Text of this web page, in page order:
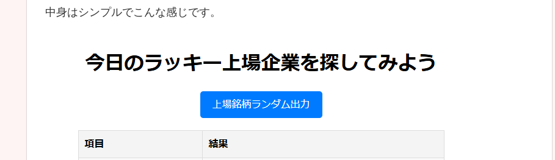
中身はシンプルでこんな感じです。